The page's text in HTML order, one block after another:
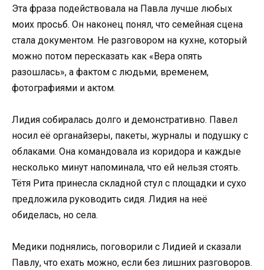
Эта фраза подействовала на Павла лучше любых
моих просьб. Он наконец понял, что семейная сцена
стала документом. Не разговором на кухне, который
можно потом пересказать как «Вера опять
разошлась», а фактом с людьми, временем,
фотографиями и актом.
Лидия собиралась долго и демонстративно. Павел
носил её органайзеры, пакеты, журналы и подушку с
облаками. Она командовала из коридора и каждые
несколько минут напоминала, что ей нельзя стоять.
Тётя Рита принесла складной стул с площадки и сухо
предложила руководить сидя. Лидия на неё
обиделась, но села.
Медики поднялись, поговорили с Лидией и сказали
Павлу, что ехать можно, если без лишних разговоров.